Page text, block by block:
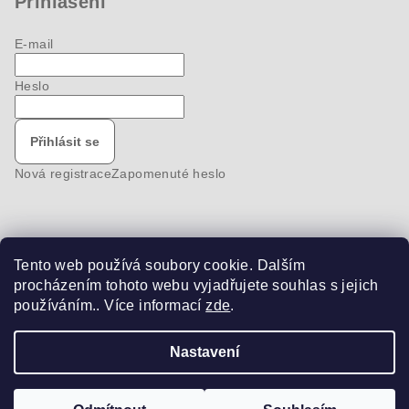
Tento web používá soubory cookie. Dalším
procházením tohoto webu vyjadřujete souhlas s jejich
používáním.. Více informacízde.
Nastavení
E-mail
Heslo
Přihlásit se
Nová registraceZapomenuté heslo
Nákupní košík
0ks /0 Kč
. Všechna práva vyhrazena.